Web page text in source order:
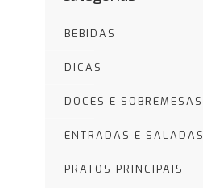
BEBIDAS
DICAS
DOCES E SOBREMESAS
ENTRADAS E SALADAS
PRATOS PRINCIPAIS